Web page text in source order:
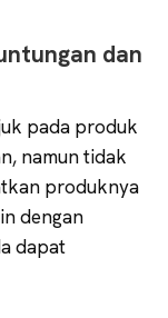
dan
pada produk
namun tidak
produknya
dengan
dapat